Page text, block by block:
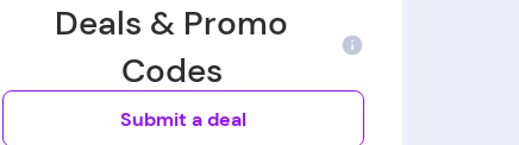
Deals & Promo
Codes
Submit a deal